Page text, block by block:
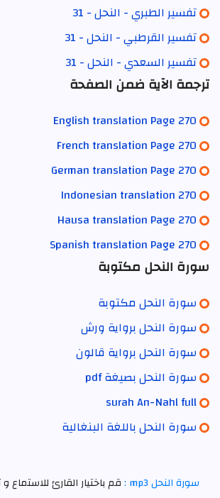
تفسير الطبري - النحل - 31
تفسير القرطبي - النحل - 31
تفسير السعدي - النحل - 31
ترجمة الآية ضمن الصفحة
English translation Page 270
French translation Page 270
German translation Page 270
Indonesian translation 270
Hausa translation Page 270
Spanish translation Page 270
سورة النحل مكتوبة
سورة النحل مكتوبة
سورة النحل برواية ورش
سورة النحل برواية قالون
سورة النحل بصيغة pdf
surah An-Nahl full
سورة النحل باللغة البنغالية
سورة النحل mp3 : قم باختيار القارئ